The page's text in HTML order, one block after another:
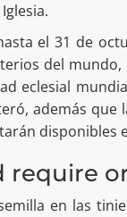
el 31 de
del
eclesial
además que
disponibles
require
en las